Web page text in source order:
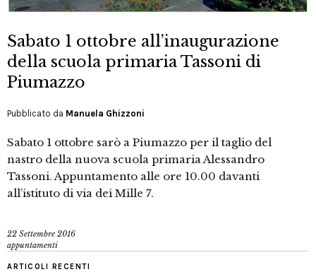
Sabato 1 ottobre all’inaugurazione
della scuola primaria Tassoni di
Piumazzo
Pubblicato da Manuela Ghizzoni
Sabato 1 ottobre sarò a Piumazzo per il taglio del
nastro della nuova scuola primaria Alessandro
Tassoni. Appuntamento alle ore 10.00 davanti
all’istituto di via dei Mille 7.
22 Settembre 2016
appuntamenti
ARTICOLI RECENTI